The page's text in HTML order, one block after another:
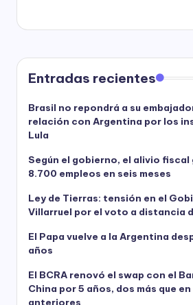
Entradas recientes
Brasil no repondrá a su
relación con Argentina por los
Lula
Según el gobierno, el alivio fiscal
8.700 empleos en seis meses
Ley de Tierras: tensión en el
Villarruel por el voto a distancia
El Papa vuelve a la Argentina
años
El BCRA renovó el swap con el
China por 5 años, dos más que
anteriores